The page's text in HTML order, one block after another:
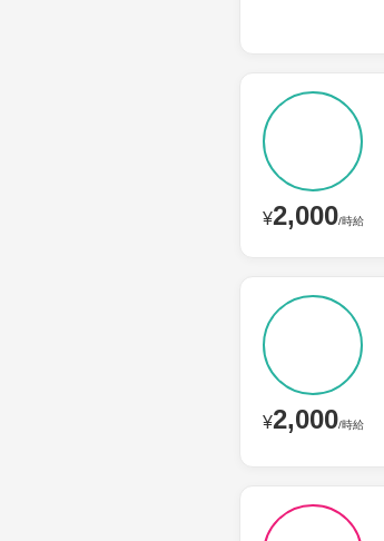
¥2,000/時給
¥2,000/時給